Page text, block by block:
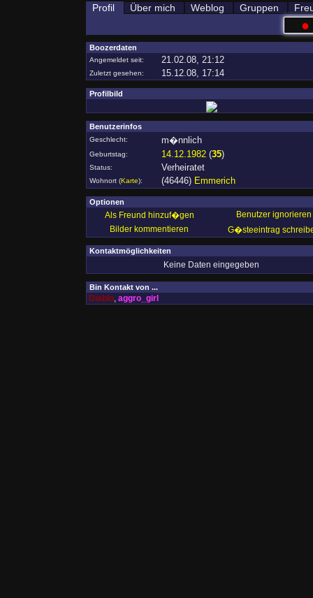
Profil Über mich Weblog Gruppen
●
Boozerdaten
Angemeldet seit: 21.02.08, 21:12
Zuletzt gesehen: 15.12.08, 17:14
Profilbild
Benutzerinfos
Geschlecht: m�nnlich
Geburtstag: 14.12.1982 (35)
Status: Verheiratet
Wohnort (Karte): (46446) Emmerich
Optionen
Als Freund hinzuf�gen
Benutzer ignorieren
Bilder kommentieren
G�steeintrag
Kontaktmöglichkeiten
Keine Daten eingegeben
Bin Kontakt von ...
Diablo, aggro_girl